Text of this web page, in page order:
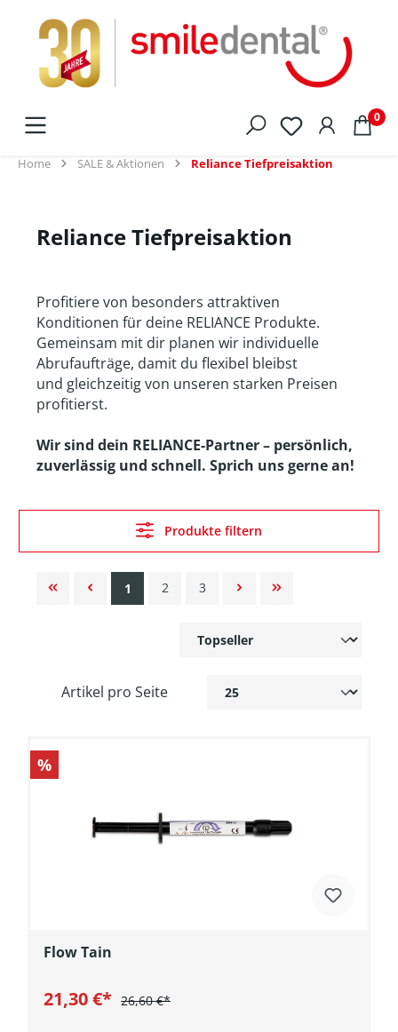
springen
0
Home SALE & Aktionen Reliance Tiefpreisaktion
Reliance Tiefpreisaktion
Profitiere von besonders attraktiven
Konditionen für deine RELIANCE Produkte.
Gemeinsam mit dir planen wir individuelle
Abrufaufträge, damit du flexibel bleibst
und gleichzeitig von unseren starken Preisen
profitierst.
Wir sind dein RELIANCE-Partner – persönlich,
zuverlässig und schnell. Sprich uns gerne an!
Produkte filtern
1 2 3
Artikel pro Seite
%
Flow Tain
21,30 €* 26,60 €*